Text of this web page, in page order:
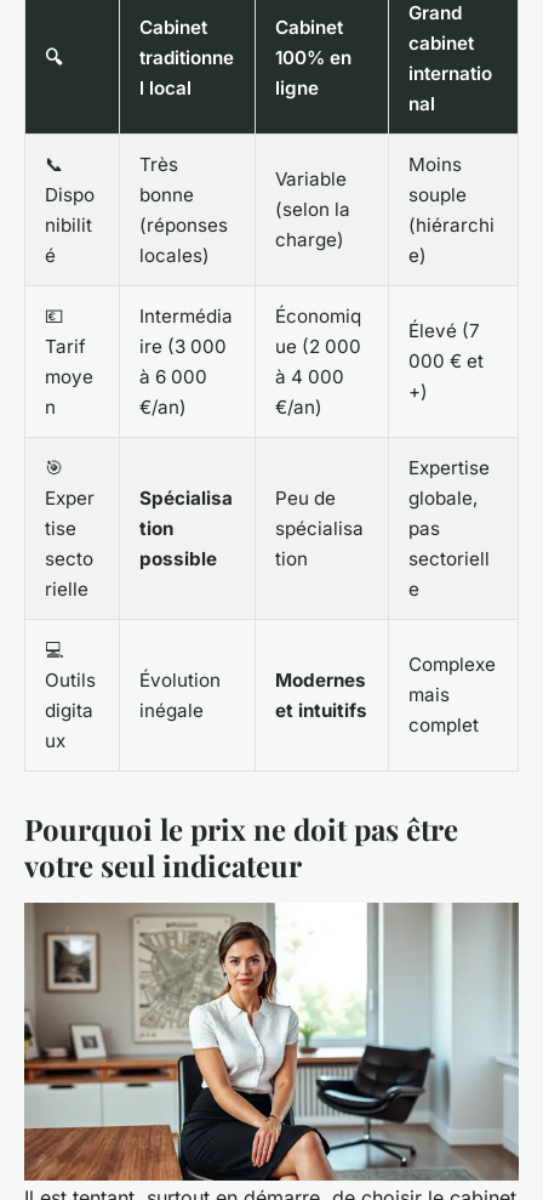
🔍
Cabinet
traditionne
l local
Cabinet
100% en
ligne
Grand
cabinet
internatio
nal
📞
Dispo
nibilit
é
Très
bonne
(réponses
locales)
Variable
(selon la
charge)
Moins
souple
(hiérarchi
e)
💶
Tarif
moye
n
Intermédia
ire (3 000
à 6 000
€/an)
Économiq
ue (2 000
à 4 000
€/an)
Élevé (7
000 € et
+)
🎯
Exper
tise
secto
rielle
Spécialisa
tion
possible
Peu de
spécialisa
tion
Expertise
globale,
pas
sectoriell
e
💻
Outils
digita
ux
Évolution
inégale
Modernes
et intuitifs
Complexe
mais
complet
Pourquoi le prix ne doit pas être
votre seul indicateur